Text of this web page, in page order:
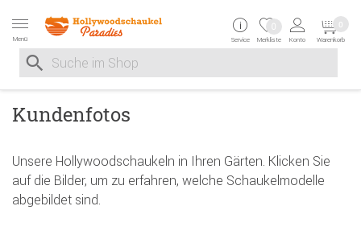
Menü
Suche nach
Suche im Shop, nach der Eingabe von 3 Buchstaben
Service Merkliste
0
Konto Warenkorb
0
Kundenfotos
Unsere Hollywoodschaukeln in Ihren Gärten. Klicken Sie
auf die Bilder, um zu erfahren, welche Schaukelmodelle
abgebildet sind.